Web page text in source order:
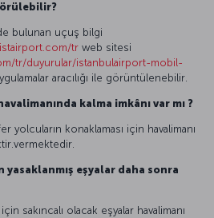
bulunan uçuş bilgi
tr web sitesi
tr/duyurular/istanbulairport-mobil-
aracılığı ile görüntülenebilir.
kalma imkânı var mı ?
yolcuların konaklaması için havalimanı
yasaklanmış eşyalar daha sonra
sakıncalı olacak eşyalar havalimanı